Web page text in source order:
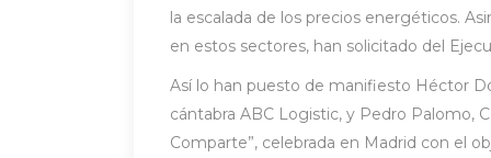
la escalada de los precios energéticos.
en estos sectores, han solicitado del
Así lo han puesto de manifiesto Héctor
cántabra ABC Logistic, y Pedro Palomo,
Comparte”, celebrada en Madrid con el